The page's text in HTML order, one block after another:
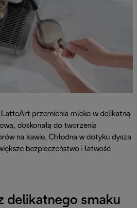
przemienia mleko w delikatną
doskonałą do tworzenia
na kawie. Chłodna w dotyku dysza
bezpieczeństwo i łatwość
delikatnego smaku